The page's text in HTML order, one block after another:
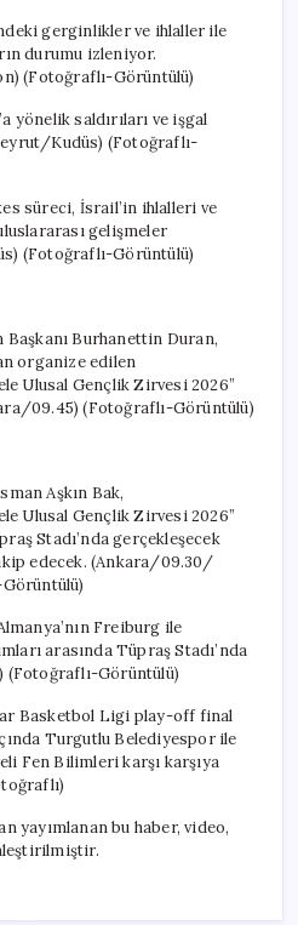
gerginlikler ve ihlaller ile
durumu izleniyor.
(Fotoğraflı-Görüntülü)
yönelik saldırıları ve işgal
Kudüs) (Fotoğraflı-
süreci, İsrail’in ihlalleri ve
gelişmeler
(Fotoğraflı-Görüntülü)
Başkanı Burhanettin Duran,
organize edilen
Ulusal Gençlik Zirvesi 2026”
09.45) (Fotoğraflı-Görüntülü)
Aşkın Bak,
Ulusal Gençlik Zirvesi 2026”
Stadı’nda gerçekleşecek
edecek. (Ankara/09.30/
Freiburg ile
arasında Tüpraş Stadı’nda
(Fotoğraflı-Görüntülü)
Basketbol Ligi play-off final
Turgutlu Belediyespor ile
Fen Bilimleri karşı karşıya
yayımlanan bu haber, video,